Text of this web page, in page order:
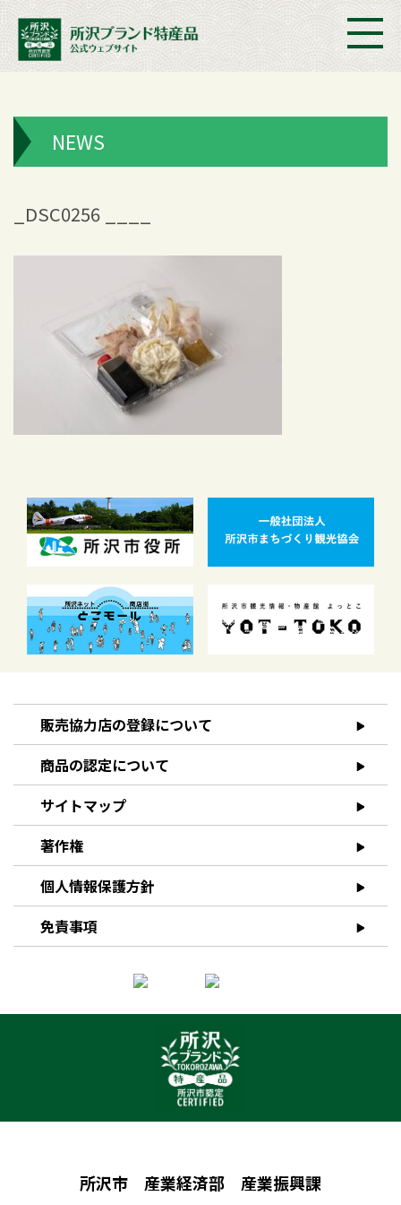
NEWS
_DSC0256 ____
販売協力店の登録について
商品の認定について
サイトマップ
著作権
個人情報保護方針
免責事項
所沢市 産業経済部 産業振興課